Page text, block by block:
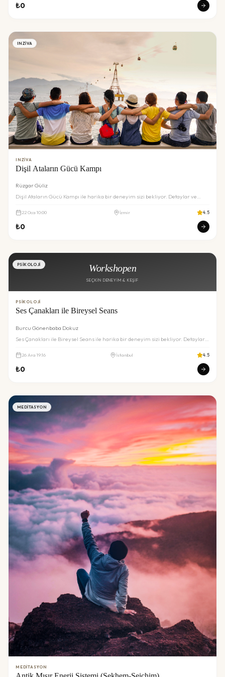
₺0
INZIVA
INZIVA
Dişil Ataların Gücü Kampı
Rüzgar Güliz
Dişil Ataların Gücü Kampı ile harika bir deneyim sizi bekliyor. Detaylar ve
22Oca 10:00 İzmir 4.5
₺0
Workshopen
SEÇKIN DENEYIM & KEŞIF
PSIKOLOJI
PSIKOLOJI
Ses Çanakları ile Bireysel Seans
Burcu Gönenbaba Dokuz
Ses Çanakları ile Bireysel Seans ile harika bir deneyim sizi bekliyor. Detaylar
26 Ara 19:16 İstanbul 4.5
₺0
MEDITASYON
MEDITASYON